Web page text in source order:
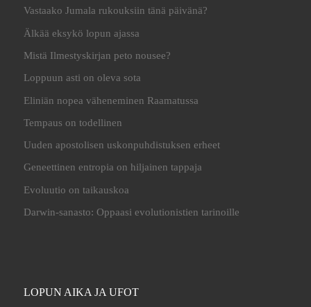
Vastaako Jumala rukouksiin tänä päivänä?
Älkää eksykö lopun ajassa
Mistä Ilmestyskirjan peto nousee?
Loppuun asti on oleva sota
Eliniän nopea väheneminen Raamatussa
Tempaus on todellinen
Uuden apostolisen uskonpuhdistuksen erheet
Geneettinen entropia on hiljainen tappaja
Evoluutio on taikauskoa
Darwin-sanasto: Oppaasi evolutionistien tarinoille
LOPUN AIKA JA UFOT